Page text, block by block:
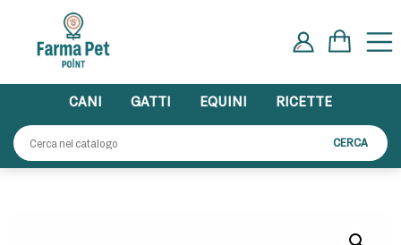
content
CANI GATTI EQUINI
RICETTE
CERCA